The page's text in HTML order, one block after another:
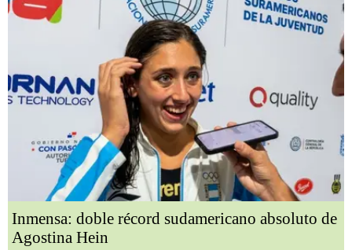
Inmensa: doble récord sudamericano absoluto de
Agostina Hein